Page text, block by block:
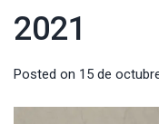
2021
Posted on 15 de